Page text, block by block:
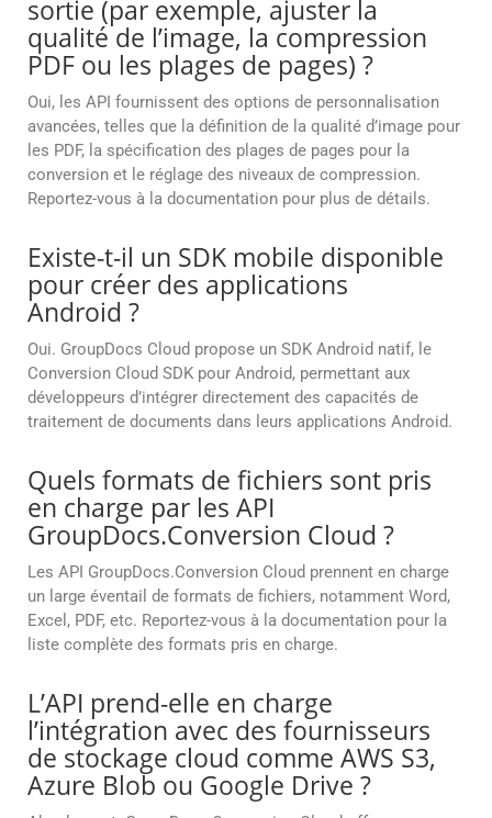
sortie (par exemple, ajuster la
qualité de l’image, la compression
PDF ou les plages de pages) ?
Oui, les API fournissent des options de personnalisation
avancées, telles que la définition de la qualité d’image pour
les PDF, la spécification des plages de pages pour la
conversion et le réglage des niveaux de compression.
Reportez-vous à la documentation pour plus de détails.
Existe-t-il un SDK mobile disponible
pour créer des applications
Android ?
Oui. GroupDocs Cloud propose un SDK Android natif, le
Conversion Cloud SDK pour Android, permettant aux
développeurs d’intégrer directement des capacités de
traitement de documents dans leurs applications Android.
Quels formats de fichiers sont pris
en charge par les API
GroupDocs.Conversion Cloud ?
Les API GroupDocs.Conversion Cloud prennent en charge
un large éventail de formats de fichiers, notamment Word,
Excel, PDF, etc. Reportez-vous à la documentation pour la
liste complète des formats pris en charge.
L’API prend-elle en charge
l’intégration avec des fournisseurs
de stockage cloud comme AWS S3,
Azure Blob ou Google Drive ?